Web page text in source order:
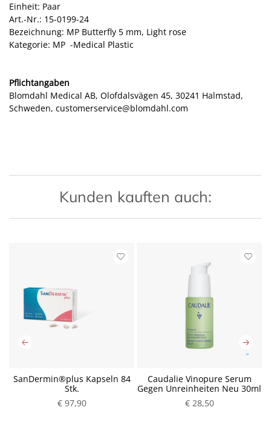
Einheit: Paar
Art.-Nr.: 15-0199-24
Bezeichnung: MP Butterfly 5 mm, Light rose
Kategorie: MP -Medical Plastic
Pflichtangaben
Blomdahl Medical AB, Olofdalsvägen 45, 30241 Halmstad,
Schweden, customerservice@blomdahl.com
Kunden kauften auch:
SanDermin®plus Kapseln 84
Stk.
€ 97,90
Caudalie Vinopure Serum
Gegen Unreinheiten Neu 30ml
€ 28,50